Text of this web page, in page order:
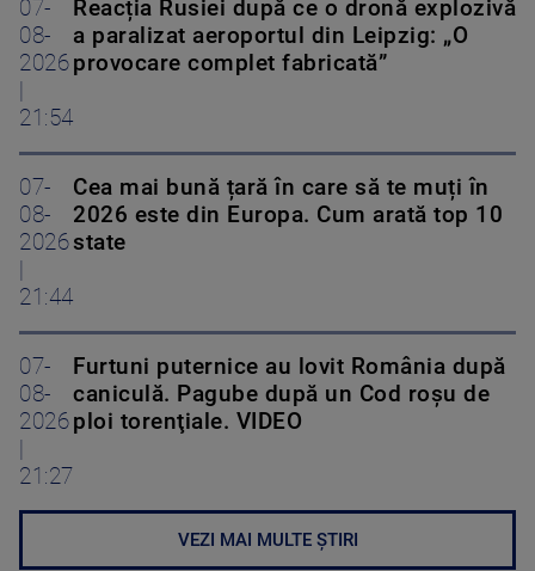
07-
08-
2026
|
21:54
Reacția Rusiei după ce o dronă explozivă
a paralizat aeroportul din Leipzig: „O
provocare complet fabricată”
07-
08-
2026
|
21:44
Cea mai bună țară în care să te muți în
2026 este din Europa. Cum arată top 10
state
07-
08-
2026
|
21:27
Furtuni puternice au lovit România după
caniculă. Pagube după un Cod roşu de
ploi torenţiale. VIDEO
VEZI MAI MULTE ȘTIRI